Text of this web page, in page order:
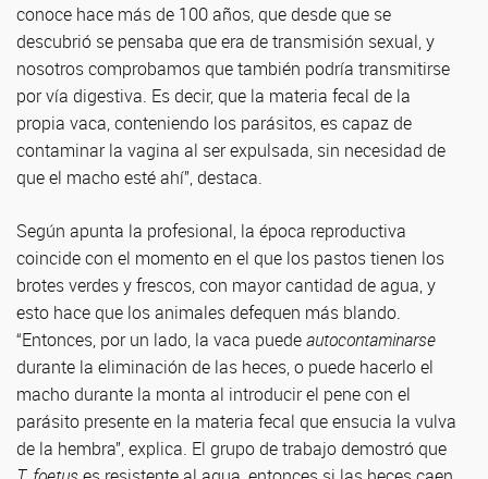
conoce hace más de 100 años, que desde que se
descubrió se pensaba que era de transmisión sexual, y
nosotros comprobamos que también podría transmitirse
por vía digestiva. Es decir, que la materia fecal de la
propia vaca, conteniendo los parásitos, es capaz de
contaminar la vagina al ser expulsada, sin necesidad de
que el macho esté ahí”, destaca.
Según apunta la profesional, la época reproductiva
coincide con el momento en el que los pastos tienen los
brotes verdes y frescos, con mayor cantidad de agua, y
esto hace que los animales defequen más blando.
“Entonces, por un lado, la vaca puedeautocontaminarse
durante la eliminación de las heces, o puede hacerlo el
macho durante la monta al introducir el pene con el
parásito presente en la materia fecal que ensucia la vulva
de la hembra”, explica. El grupo de trabajo demostró que